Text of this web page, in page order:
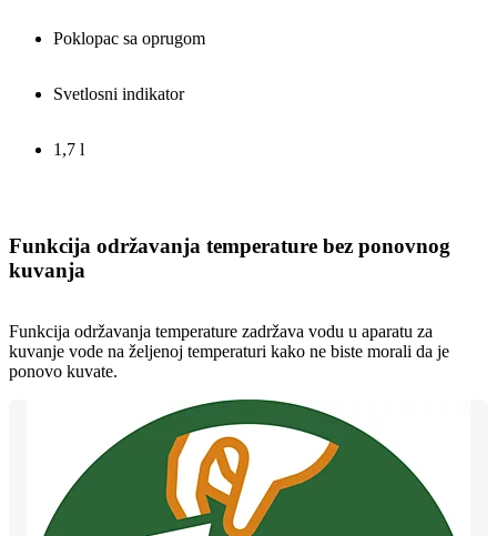
Poklopac sa oprugom
Svetlosni indikator
1,7 l
Funkcija održavanja temperature bez ponovnog
kuvanja
Funkcija održavanja temperature zadržava vodu u aparatu za
kuvanje vode na željenoj temperaturi kako ne biste morali da je
ponovo kuvate.